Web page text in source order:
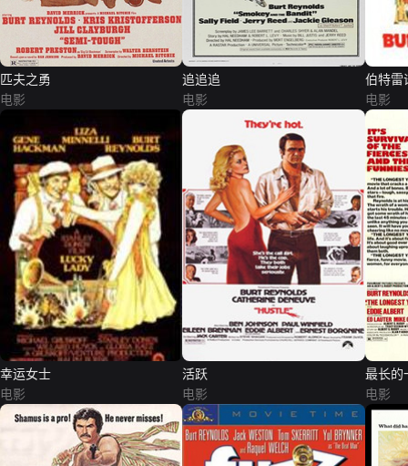
匹夫之勇
电影
追追追
电影
伯特雷
电影
幸运女士
电影
活跃
电影
最长的
电影